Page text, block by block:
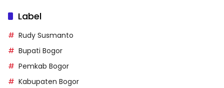
Label
Rudy Susmanto
Bupati Bogor
Pemkab Bogor
Kabupaten Bogor